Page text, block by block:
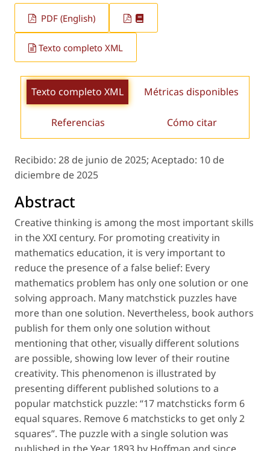
PDF (English)
Texto completo XML
Texto completo XML Métricas disponibles
Referencias Cómo citar
Recibido: 28 de junio de 2025; Aceptado: 10 de
diciembre de 2025
Abstract
Creative thinking is among the most important skills
in the XXI century. For promoting creativity in
mathematics education, it is very important to
reduce the presence of a false belief: Every
mathematics problem has only one solution or one
solving approach. Many matchstick puzzles have
more than one solution. Nevertheless, book authors
publish for them only one solution without
mentioning that other, visually different solutions
are possible, showing low lever of their routine
creativity. This phenomenon is illustrated by
presenting different published solutions to a
popular matchstick puzzle: “17 matchsticks form 6
equal squares. Remove 6 matchsticks to get only 2
squares”. The puzzle with a single solution was